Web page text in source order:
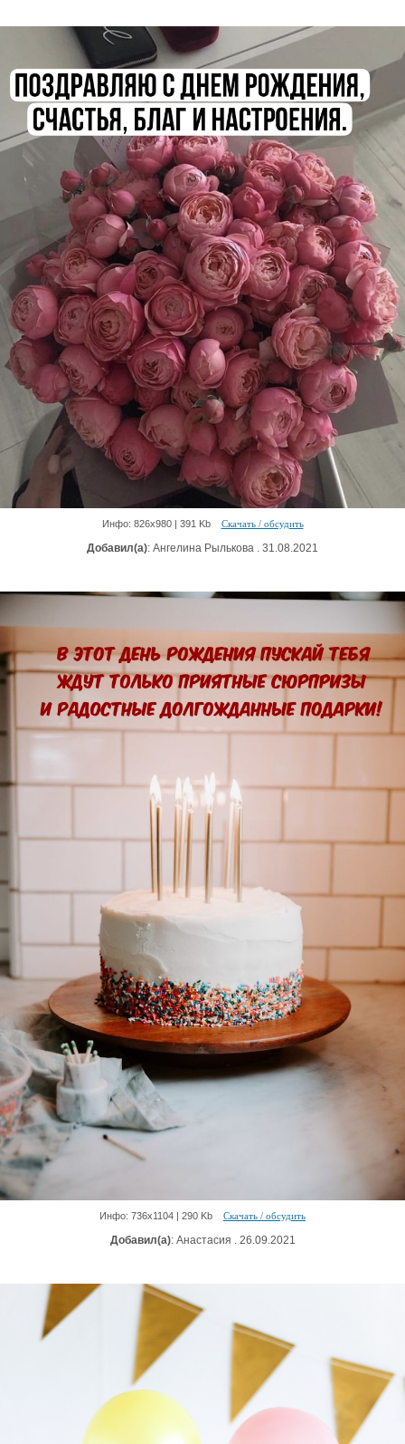
Инфо: 826х980 | 391 Kb Скачать / обсудить
Добавил(а): Ангелина Рылькова . 31.08.2021
Инфо: 736х1104 | 290 Kb Скачать / обсудить
Добавил(а): Анастасия . 26.09.2021